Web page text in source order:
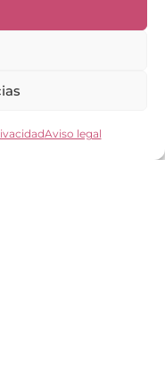
Aviso legal